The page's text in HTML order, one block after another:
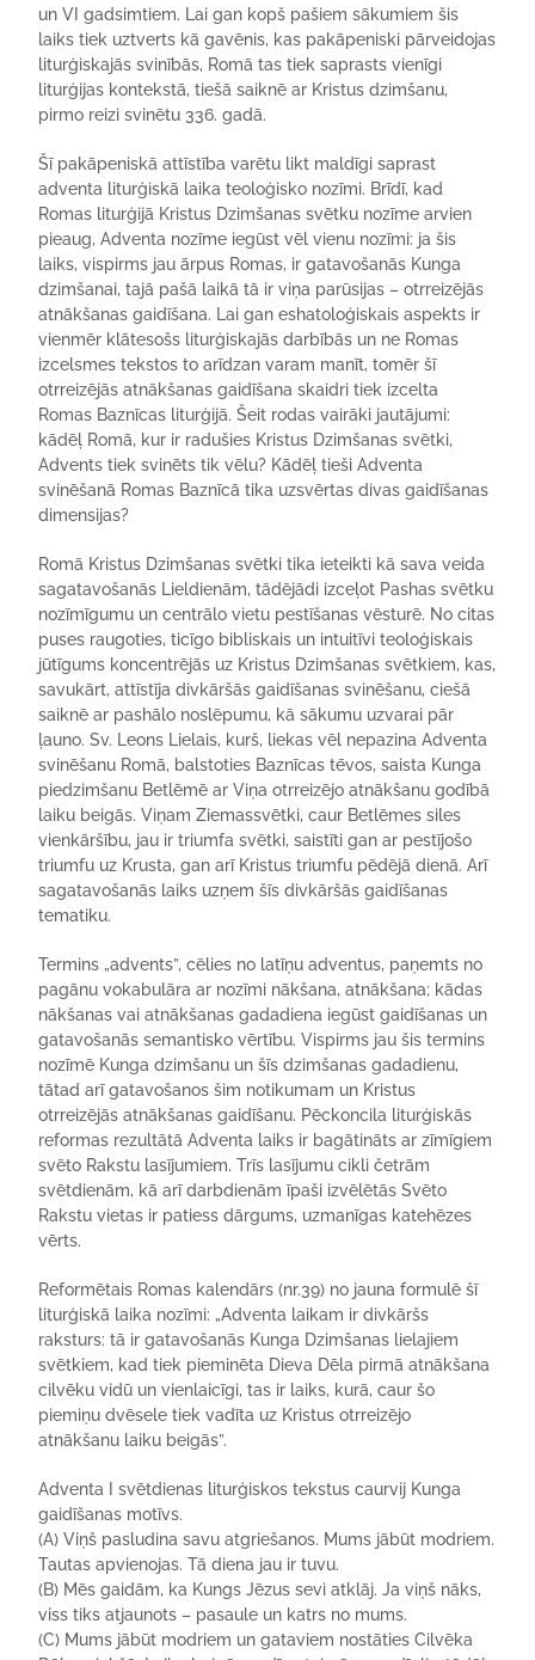
un VI gadsimtiem. Lai gan kopš pašiem sākumiem šis
laiks tiek uztverts kā gavēnis, kas pakāpeniski pārveidojas
liturģiskajās svinībās, Romā tas tiek saprasts vienīgi
liturģijas kontekstā, tiešā saiknē ar Kristus dzimšanu,
pirmo reizi svinētu 336. gadā.
Šī pakāpeniskā attīstība varētu likt maldīgi saprast
adventa liturģiskā laika teoloģisko nozīmi. Brīdī, kad
Romas liturģijā Kristus Dzimšanas svētku nozīme arvien
pieaug, Adventa nozīme iegūst vēl vienu nozīmi: ja šis
laiks, vispirms jau ārpus Romas, ir gatavošanās Kunga
dzimšanai, tajā pašā laikā tā ir viņa parūsijas – otrreizējās
atnākšanas gaidīšana. Lai gan eshatoloģiskais aspekts ir
vienmēr klātesošs liturģiskajās darbībās un ne Romas
izcelsmes tekstos to arīdzan varam manīt, tomēr šī
otrreizējās atnākšanas gaidīšana skaidri tiek izcelta
Romas Baznīcas liturģijā. Šeit rodas vairāki jautājumi:
kādēļ Romā, kur ir radušies Kristus Dzimšanas svētki,
Advents tiek svinēts tik vēlu? Kādēļ tieši Adventa
svinēšanā Romas Baznīcā tika uzsvērtas divas gaidīšanas
dimensijas?
Romā Kristus Dzimšanas svētki tika ieteikti kā sava veida
sagatavošanās Lieldienām, tādējādi izceļot Pashas svētku
nozīmīgumu un centrālo vietu pestīšanas vēsturē. No citas
puses raugoties, ticīgo bibliskais un intuitīvi teoloģiskais
jūtīgums koncentrējās uz Kristus Dzimšanas svētkiem, kas,
savukārt, attīstīja divkāršās gaidīšanas svinēšanu, ciešā
saiknē ar pashālo noslēpumu, kā sākumu uzvarai pār
ļauno. Sv. Leons Lielais, kurš, liekas vēl nepazina Adventa
svinēšanu Romā, balstoties Baznīcas tēvos, saista Kunga
piedzimšanu Betlēmē ar Viņa otrreizējo atnākšanu godībā
laiku beigās. Viņam Ziemassvētki, caur Betlēmes siles
vienkāršību, jau ir triumfa svētki, saistīti gan ar pestījošo
triumfu uz Krusta, gan arī Kristus triumfu pēdējā dienā. Arī
sagatavošanās laiks uzņem šīs divkāršās gaidīšanas
tematiku.
Termins „advents”, cēlies no latīņu adventus, paņemts no
pagānu vokabulāra ar nozīmi nākšana, atnākšana; kādas
nākšanas vai atnākšanas gadadiena iegūst gaidīšanas un
gatavošanās semantisko vērtību. Vispirms jau šis termins
nozīmē Kunga dzimšanu un šīs dzimšanas gadadienu,
tātad arī gatavošanos šim notikumam un Kristus
otrreizējās atnākšanas gaidīšanu. Pēckoncila liturģiskās
reformas rezultātā Adventa laiks ir bagātināts ar zīmīgiem
svēto Rakstu lasījumiem. Trīs lasījumu cikli četrām
svētdienām, kā arī darbdienām īpaši izvēlētās Svēto
Rakstu vietas ir patiess dārgums, uzmanīgas katehēzes
vērts.
Reformētais Romas kalendārs (nr.39) no jauna formulē šī
liturģiskā laika nozīmi: „Adventa laikam ir divkāršs
raksturs: tā ir gatavošanās Kunga Dzimšanas lielajiem
svētkiem, kad tiek pieminēta Dieva Dēla pirmā atnākšana
cilvēku vidū un vienlaicīgi, tas ir laiks, kurā, caur šo
piemiņu dvēsele tiek vadīta uz Kristus otrreizējo
atnākšanu laiku beigās”.
Adventa I svētdienas liturģiskos tekstus caurvij Kunga
gaidīšanas motīvs.
(A) Viņš pasludina savu atgriešanos. Mums jābūt modriem.
Tautas apvienojas. Tā diena jau ir tuvu.
(B) Mēs gaidām, ka Kungs Jēzus sevi atklāj. Ja viņš nāks,
viss tiks atjaunots – pasaule un katrs no mums.
(C) Mums jābūt modriem un gataviem nostāties Cilvēka